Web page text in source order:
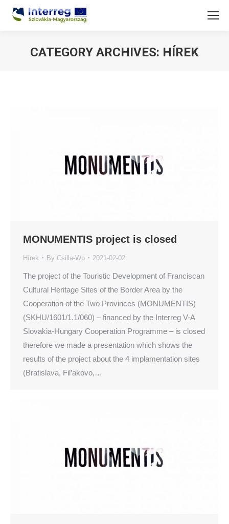
CATEGORY ARCHIVES: HÍREK
MONUMENTIS project is closed
Hírek By Csilla-Wp 2021-02-02
The project of the Touristic Development of Franciscan
Cultural Heritage Sites of the Border Area by the
Cooperation of the Two Provinces (MONUMENTIS)
(SKHU/1601/1.1/060) – financed by the Interreg V-A
Slovakia-Hungary Cooperation Programme – is closed
therefore we made a presentation which shows the
results of the project about the 4 implamentation sites
(Bratislava, Fil’akovo,…